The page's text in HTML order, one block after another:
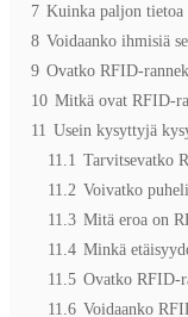
7 Kuinka paljon tietoa
8 Voidaanko ihmisiä
9 Ovatko RFID-
10 Mitkä ovat RFID-
11 Usein kysyttyjä
11.1 Tarvitsevatko
11.2 Voivatko
11.3 Mitä eroa on
11.4 Minkä
11.5 Ovatko RFID-
11.6 Voidaanko